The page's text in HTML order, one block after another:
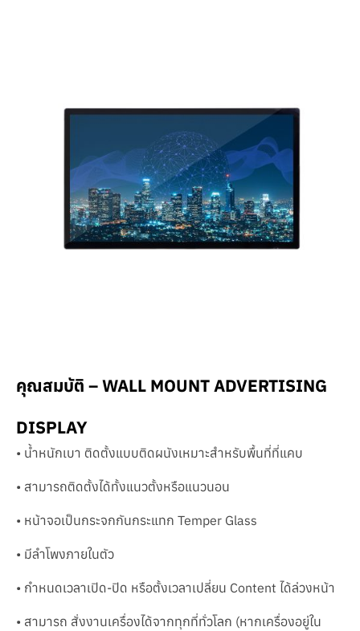
คุณสมบัติ – WALL MOUNT ADVERTISING
DISPLAY
• น้ำหนักเบา ติดตั้งแบบติดผนังเหมาะสำหรับพื้นที่ที่แคบ
• สามารถติดตั้งได้ทั้งแนวตั้งหรือแนวนอน
• หน้าจอเป็นกระจกกันกระแทก Temper Glass
• มีลำโพงภายในตัว
• กำหนดเวลาเปิด-ปิด หรือตั้งเวลาเปลี่ยน Content ได้ล่วงหน้า
• สามารถ สั่งงานเครื่องได้จากทุกที่ทั่วโลก (หากเครื่องอยู่ใน